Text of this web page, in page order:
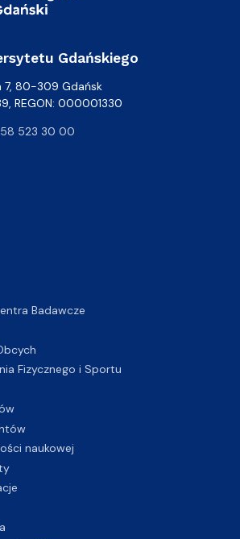
Gdańskiego
7, 80-309 Gdańsk
REGON: 000001330
523 30 00
Badawcze
Fizycznego i Sportu
naukowej